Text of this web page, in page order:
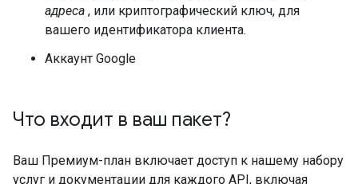
адреса , или криптографический ключ, для
вашего идентификатора клиента.
Аккаунт Google
Что входит в ваш пакет?
Ваш Премиум-план включает доступ к нашему набору
услуг и документации для каждого API, включая